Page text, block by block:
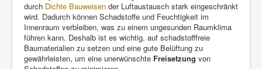
durch Dichte Bauweisen der Luftaustausch stark eingeschränkt
wird. Dadurch können Schadstoffe und Feuchtigkeit im
Innenraum verbleiben, was zu einem ungesunden Raumklima
führen kann. Deshalb ist es wichtig, auf schadstofffreie
Baumaterialien zu setzen und eine gute Belüftung zu
gewährleisten, um eine unerwünschte Freisetzung von